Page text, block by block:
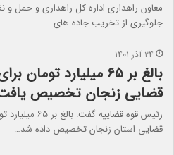
معاون راهداری اداره کل راهداری و حمل و
جلوگیری از تخریب جاده های…
۲۴ آذر ۱۴۰۱
بالغ بر ۶۵ میلیارد
قضایی زنجان تخصیص
رئیس قوه
قضایی استان زنجان تخصیص داده شد…